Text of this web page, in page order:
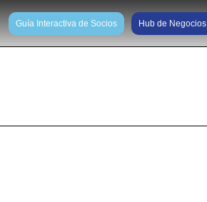
Guía Interactiva de Socios Hub de Negocios